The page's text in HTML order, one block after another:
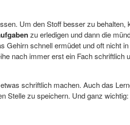
Um den Stoff besser zu
zu erledigen und dann die
schnell ermüdet und oft nicht
nach immer erst ein Fach schriftlich
schriftlich machen. Auch das
Stelle zu speichern. Und ganz